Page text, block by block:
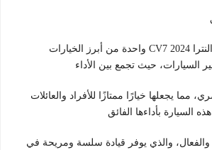
تعتبر سيارة هيونداي النترا CV7 2024 واحدة من أبرز الخيارات
السيارات، حيث تجمع بين الأداء
مما يجعلها خيارًا ممتازًا للأفراد والعائلات
السيارة بأداءها الفائق
والذي يوفر قيادة سلسة ومريحة في